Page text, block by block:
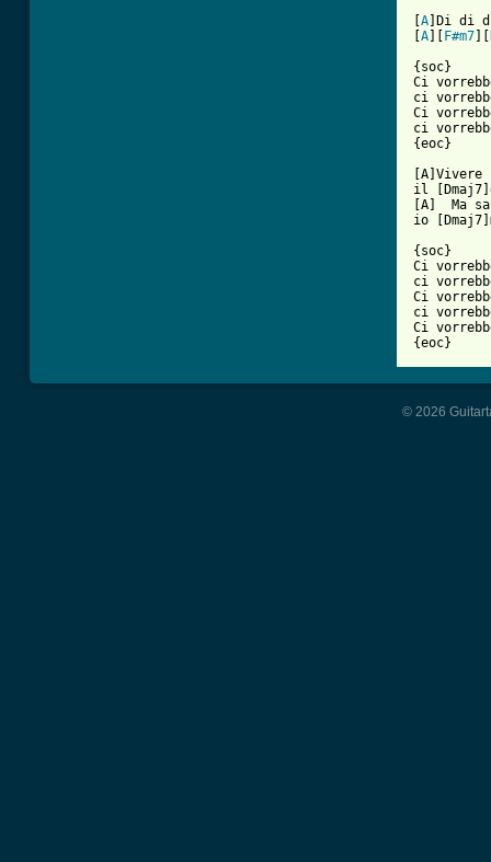
A ]Di di
A F#m7
{soc}
Ci
ci
Ci
ci
{eoc}
il
[A]  Ma
io
{soc}
Ci
ci
Ci
ci
Ci
{eoc}
© 2026